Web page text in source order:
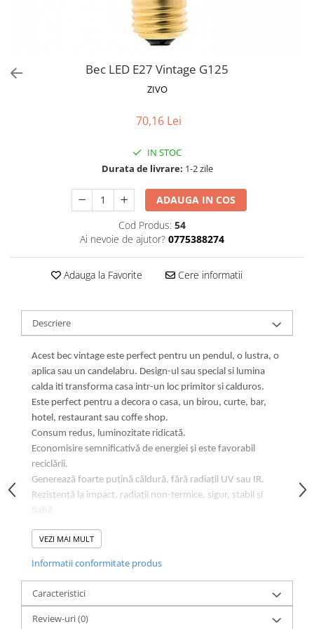
Bec LED E27 Vintage G125
ZIVO
70,16 Lei
IN STOC
Durata de livrare: 1-2 zile
ADAUGA IN COS
Cod Produs: 54
Ai nevoie de ajutor? 0775388274
Adauga la Favorite Cere informatii
Descriere
Acest bec vintage este perfect pentru un pendul, o lustra, o
aplica sau un candelabru. Design-ul sau special si lumina
calda iti transforma casa intr-un loc primitor si calduros.
Este perfect pentru a decora o casa, un birou, curte, bar,
hotel, restaurant sau coffe shop.
Consum redus, luminozitate ridicată.
Economisire semnificativă de energiei și este favorabil
reciclării.
Generează foarte puțină căldură, fără radiații UV sau IR.
Rezistență la impact, radiații non-termice, sigur, stabil și
fiabil
Soclu E27
Model Vintage G125
Culoare Lumina Alb Cald
Putere 6W - Echivalent bec incandescent 50W
Tip Bec G125 - Filament
VEZI MAI MULT
Informatii conformitate produs
Caracteristici
Review-uri(0)